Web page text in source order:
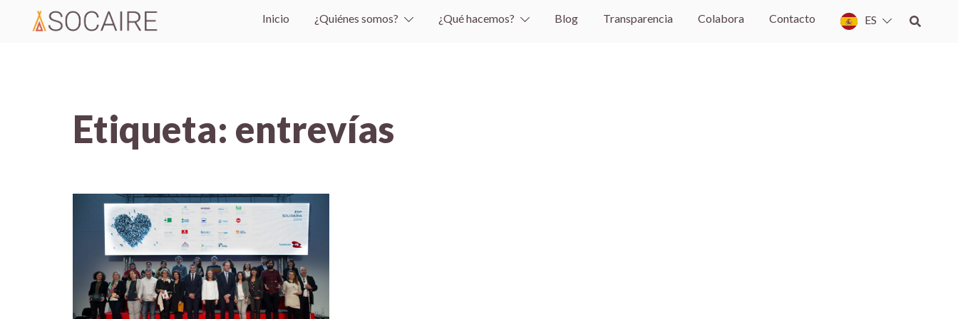
Inicio ¿Quiénes somos? ¿Qué hacemos? Blog Transparencia Colabora Contacto ES
Etiqueta: entrevías